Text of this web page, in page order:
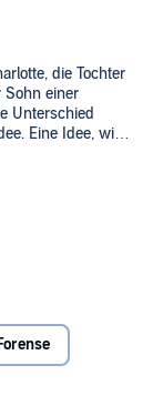
die Tochter
Sohn einer
Unterschied
Eine Idee, wie
Welt schaffen
seine Idee in
Erfindung
uralten